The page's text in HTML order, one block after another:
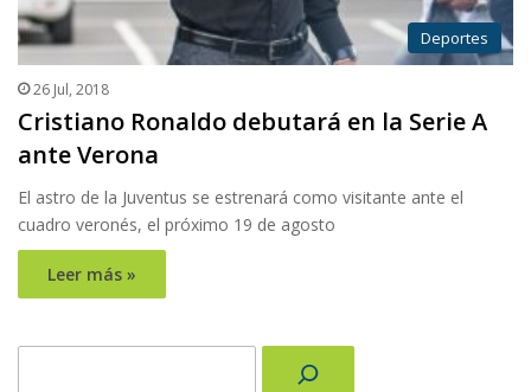
Deportes
26 Jul, 2018
Cristiano Ronaldo debutará en la Serie A
ante Verona
El astro de la Juventus se estrenará como visitante ante el
cuadro veronés, el próximo 19 de agosto
Leer más »